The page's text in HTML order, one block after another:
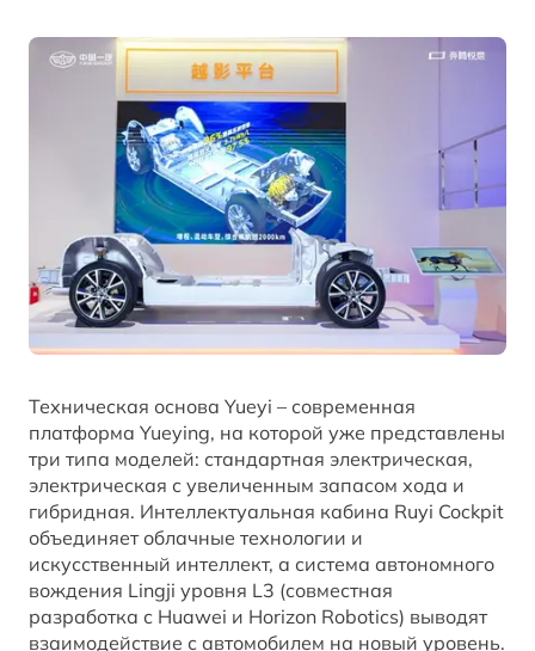
Техническая основа Yueyi – современная
платформа Yueying, на которой уже представлены
три типа моделей: стандартная электрическая,
электрическая с увеличенным запасом хода и
гибридная. Интеллектуальная кабина Ruyi Cockpit
объединяет облачные технологии и
искусственный интеллект, а система автономного
вождения Lingji уровня L3 (совместная
разработка с Huawei и Horizon Robotics) выводят
взаимодействие с автомобилем на новый уровень.